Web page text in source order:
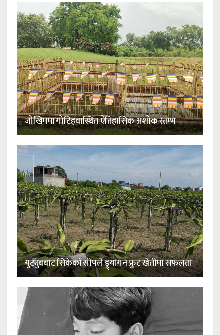
जोखिममा गोटिहवास्थित ऐतिहासिक अशोक स्तम्भ
युट्युबबाट सिकेको सीपले ड्र्यागन फ्रुट खेतीमा सफलता